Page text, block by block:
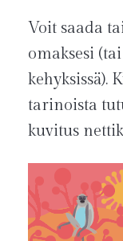
Voit saada
omaksesi
kehyksissä).
tarinoista
kuvitus